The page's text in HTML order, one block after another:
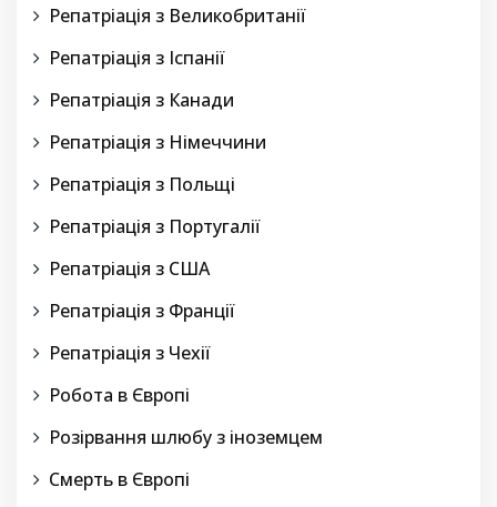
Репатріація з Великобританії
Репатріація з Іспанії
Репатріація з Канади
Репатріація з Німеччини
Репатріація з Польщі
Репатріація з Португалії
Репатріація з США
Репатріація з Франції
Репатріація з Чехії
Робота в Європі
Розірвання шлюбу з іноземцем
Смерть в Європі